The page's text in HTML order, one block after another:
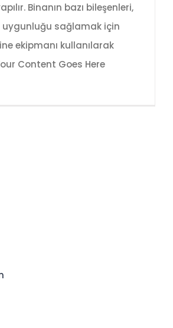
Binanın bazı bileşenleri,
sağlamak için
ekipmanı kullanılarak
Content Goes Here